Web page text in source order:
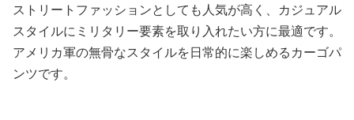
ストリートファッションとしても人気が高く、カジュアル
スタイルにミリタリー要素を取り入れたい方に最適です。
アメリカ軍の無骨なスタイルを日常的に楽しめるカーゴパ
ンツです。